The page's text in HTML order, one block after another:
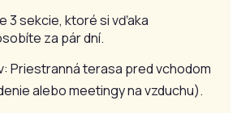
3 sekcie, ktoré si vďaka
za pár dní.
Priestranná terasa pred vchodom
alebo meetingy na vzduchu).